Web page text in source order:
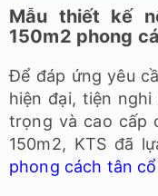
Mẫu thiết kế
150m2 phong
Để đáp ứng yêu
hiện đại, tiện
trọng và cao cấp
150m2, KTS đã
phong cách tân